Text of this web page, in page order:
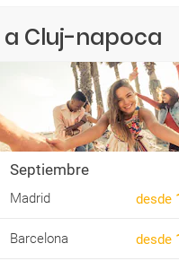
Cluj-napoca
Septiembre
Madrid desde
Barcelona desde